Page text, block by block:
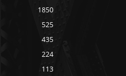
1850
525
435
224
113